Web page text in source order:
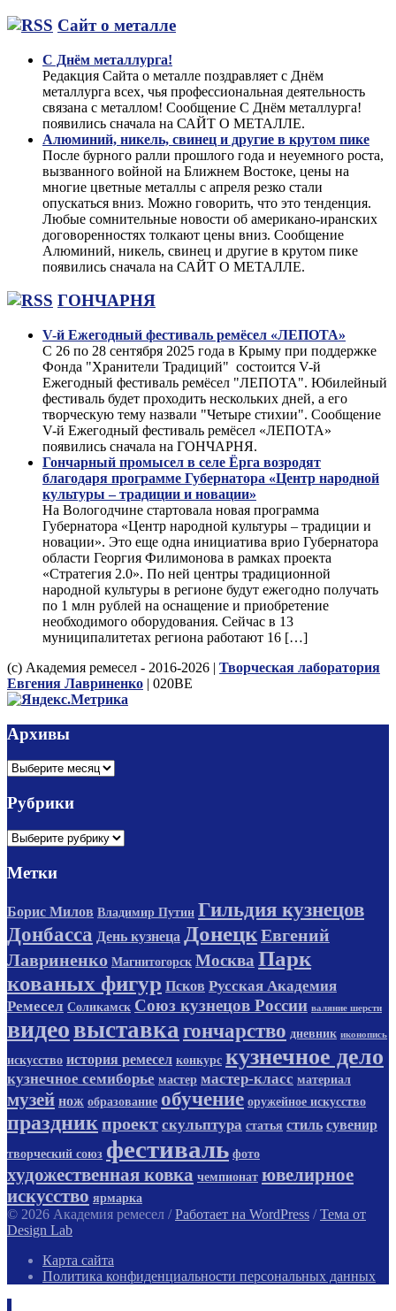
Сайт о металле
С Днём металлурга!
Редакция Сайта о металле поздравляет с Днём
металлурга всех, чья профессиональная деятельность
связана с металлом! Сообщение С Днём металлурга!
появились сначала на САЙТ О МЕТАЛЛЕ.
Алюминий, никель, свинец и другие в крутом пике
После бурного ралли прошлого года и неуемного роста,
вызванного войной на Ближнем Востоке, цены на
многие цветные металлы с апреля резко стали
опускаться вниз. Можно говорить, что это тенденция.
Любые сомнительные новости об американо-иранских
договоренностях толкают цены вниз. Сообщение
Алюминий, никель, свинец и другие в крутом пике
появились сначала на САЙТ О МЕТАЛЛЕ.
ГОНЧАРНЯ
V-й Ежегодный фестиваль ремёсел «ЛЕПОТА»
С 26 по 28 сентября 2025 года в Крыму при поддержке
Фонда "Хранители Традиций" состоится V-й
Ежегодный фестиваль ремёсел "ЛЕПОТА". Юбилейный
фестиваль будет проходить нескольких дней, а его
творческую тему назвали "Четыре стихии". Сообщение
V-й Ежегодный фестиваль ремёсел «ЛЕПОТА»
появились сначала на ГОНЧАРНЯ.
Гончарный промысел в селе Ёрга возродят
благодаря программе Губернатора «Центр народной
культуры – традиции и новации»
На Вологодчине стартовала новая программа
Губернатора «Центр народной культуры – традиции и
новации». Это еще одна инициатива врио Губернатора
области Георгия Филимонова в рамках проекта
«Стратегия 2.0». По ней центры традиционной
народной культуры в регионе будут ежегодно получать
по 1 млн рублей на оснащение и приобретение
необходимого оборудования. Сейчас в 13
муниципалитетах региона работают 16 […]
(с) Академия ремесел - 2016-2026 | Творческая лаборатория
Евгения Лавриненко | 020BE
Архивы
Архивы
Рубрики
Рубрики
Метки
Борис Милов Владимир Путин Гильдия кузнецов
Донбасса День кузнеца ДонецкЕвгений
Лавриненко Магнитогорск Москва Парк
кованых фигур Псков Русская Академия
Ремесел Соликамск Союз кузнецов России валяние шерсти
видеовыставка гончарство дневник иконопись
искусство история ремесел конкурс кузнечное дело
кузнечное семиборье мастер мастер-класс материал
музей нож образование обучение оружейное искусство
праздникпроект скульптура статья стиль сувенир
творческий союз фестиваль фото
художественная ковка чемпионат ювелирное
искусство ярмарка
© 2026 Академия ремесел / Работает на WordPress / Тема от
Design Lab
Карта сайта
Политика конфиденциальности персональных данных